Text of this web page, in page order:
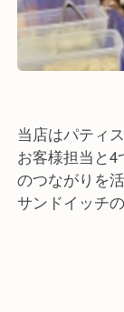
当店はパティ
お客様担当と
のつながりを
サンドイッチ
自身の視野を